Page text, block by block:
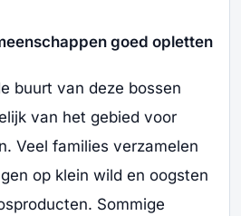
goed opletten
buurt van deze bossen
van het gebied voor
Veel families verzamelen
op klein wild en oogsten
Sommige